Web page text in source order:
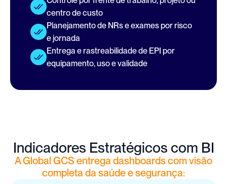
centro de custo
Planejamento de NRs e exames por risco
e jornada
Entrega e rastreabilidade de EPI por
equipamento, uso e validade
Indicadores Estratégicos com BI
A Global GCS entrega dashboards com visão
completa da saúde e segurança: